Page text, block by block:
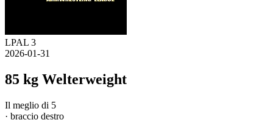
LPAL 3
2026-01-31
85 kg Welterweight
Il meglio di 5
· braccio destro